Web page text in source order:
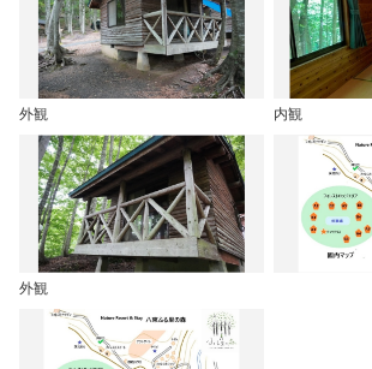
外観 内観
外観